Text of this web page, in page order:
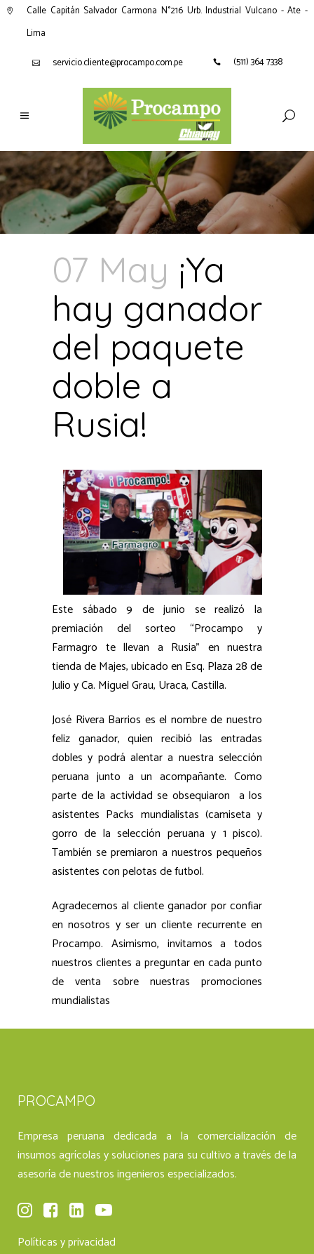
Calle Capitán Salvador Carmona N°216 Urb. Industrial Vulcano - Ate -
Lima
servicio.cliente@procampo.com.pe
(511) 364 7338
07 May ¡Ya
hay ganador
del paquete
doble a
Rusia!
Este sábado 9 de junio se realizó la
premiación del sorteo “Procampo y
Farmagro te llevan a Rusia” en nuestra
tienda de Majes, ubicado en Esq. Plaza 28 de
Julio y Ca. Miguel Grau, Uraca, Castilla.
José Rivera Barrios es el nombre de nuestro
feliz ganador, quien recibió las entradas
dobles y podrá alentar a nuestra selección
peruana junto a un acompañante. Como
parte de la actividad se obsequiaron a los
asistentes Packs mundialistas (camiseta y
gorro de la selección peruana y 1 pisco).
También se premiaron a nuestros pequeños
asistentes con pelotas de futbol.
Agradecemos al cliente ganador por confiar
en nosotros y ser un cliente recurrente en
Procampo. Asimismo, invitamos a todos
nuestros clientes a preguntar en cada punto
de venta sobre nuestras promociones
mundialistas
PROCAMPO
Empresa peruana dedicada a la comercialización de
insumos agrícolas y soluciones para su cultivo a través de la
asesoría de nuestros ingenieros especializados.
Políticas y privacidad